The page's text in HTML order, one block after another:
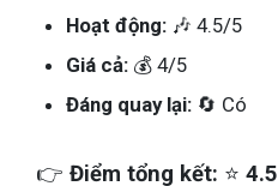
Hoạt động: 🎶 4.5/5
Giá cả: 💰 4/5
Đáng quay lại: 🔄 Có
👉 Điểm tổng kết: ⭐ 4.5